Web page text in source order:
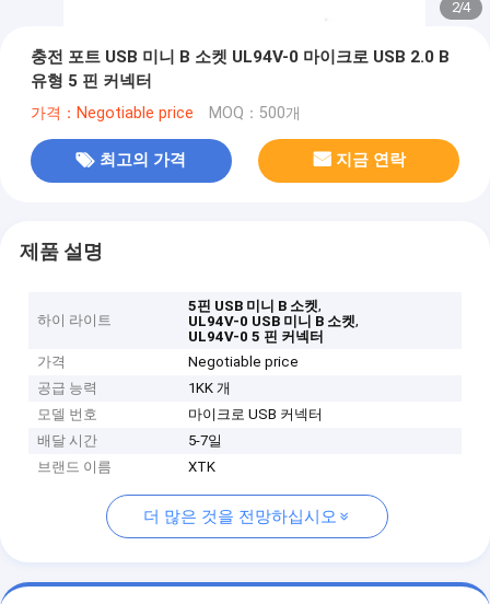
2/4
충전 포트 USB 미니 B 소켓 UL94V-0 마이크로 USB 2.0 B
유형 5 핀 커넥터
가격：Negotiable price MOQ：500개
최고의 가격 지금 연락
제품 설명
하이 라이트
5핀 USB 미니 B 소켓,
UL94V-0 USB 미니 B 소켓,
UL94V-0 5 핀 커넥터
가격
Negotiable price
공급 능력
1KK 개
모델 번호
마이크로 USB 커넥터
배달 시간
5-7일
브랜드 이름
XTK
더 많은 것을 전망하십시오